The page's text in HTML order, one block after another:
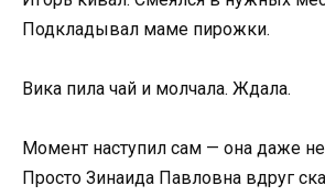
Подкладывал маме пирожки.
Вика пила чай и молчала. Ждала.
Момент наступил сам — она даже
Просто Зинаида Павловна вдруг